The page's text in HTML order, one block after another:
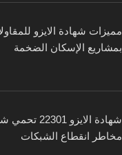
مميزات شهادة الايزو
بمشاريع الإسكان الضخمة
شهادة
مخاطر انقطاع الشبكات